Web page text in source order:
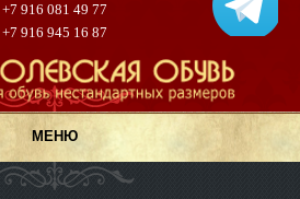
+7 916 081 49 77
+7 916 945 16 87
МЕНЮ